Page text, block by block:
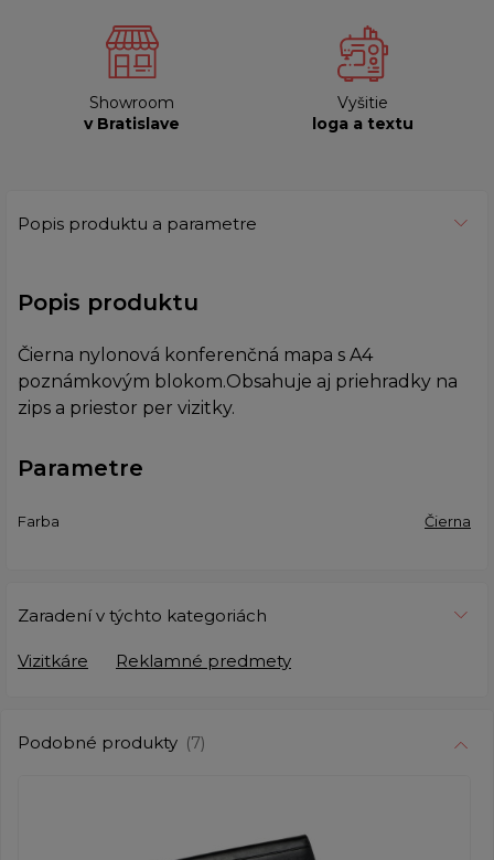
Showroom
v Bratislave
Vyšitie
loga a textu
Popis produktu a parametre
Popis produktu
Čierna nylonová konferenčná mapa s A4
poznámkovým blokom.Obsahuje aj priehradky na
zips a priestor per vizitky.
Parametre
Farba Čierna
Zaradení v týchto kategoriách
Vizitkáre Reklamné predmety
Podobné produkty (7)